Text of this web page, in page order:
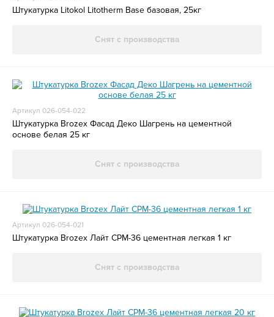
Штукатурка Litokol Litotherm Base базовая, 25кг
Снят с производства
Артикул 026-054-022
Штукатурка Brozex Фасад Деко Шагрень на цементной
основе белая 25 кг
Снят с производства
Артикул 026-054-021
Штукатурка Brozex Лайт CPM-36 цементная легкая 1 кг
Снят с производства